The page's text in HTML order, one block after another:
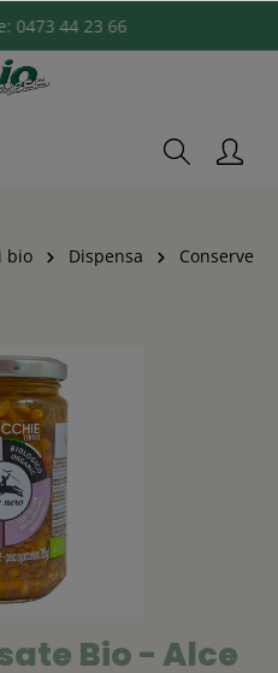
0473 44 23 66
bio Dispensa Conserve
Bio - Alce